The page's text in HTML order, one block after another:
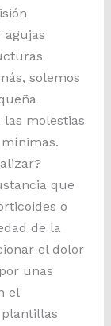
solemos
las molestias
que
o
de la
el dolor
unas
el